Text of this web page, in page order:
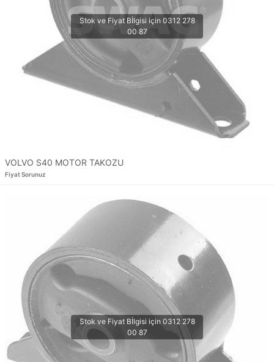
VOLVO S40 MOTOR TAKOZU
Fiyat Sorunuz